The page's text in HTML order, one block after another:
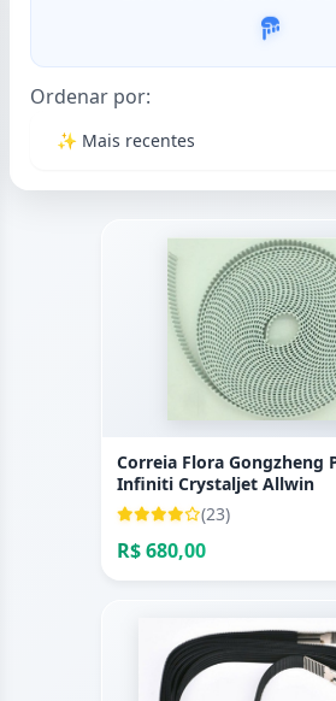
Ordenar por:
Correia Flora Gongzheng
Infiniti Crystaljet Allwin
(23)
R$ 680,00